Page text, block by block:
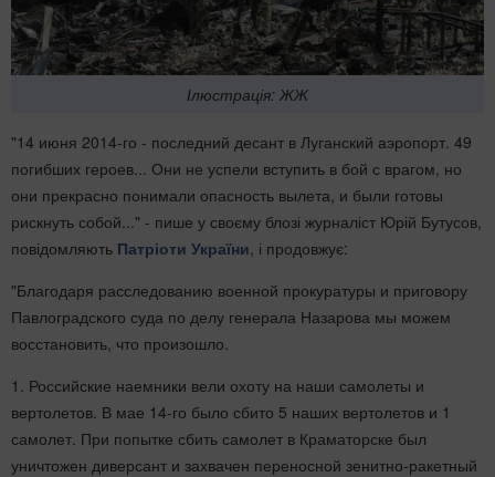
Ілюстрація: ЖЖ
"14 июня 2014-го - последний десант в Луганский аэропорт. 49
погибших героев... Они не успели вступить в бой с врагом, но
они прекрасно понимали опасность вылета, и были готовы
рискнуть собой..." - пише у своєму блозі журналіст Юрій Бутусов,
повідомляють Патріоти України , і продовжує:
"Благодаря расследованию военной прокуратуры и приговору
Павлоградского суда по делу генерала Назарова мы можем
восстановить, что произошло.
1. Российские наемники вели охоту на наши самолеты и
вертолетов. В мае 14-го было сбито 5 наших вертолетов и 1
самолет. При попытке сбить самолет в Краматорске был
уничтожен диверсант и захвачен переносной зенитно-ракетный